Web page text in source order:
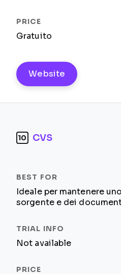
Gratuito
Website
10 CVS
Ideale per mantenere
sorgente e dei
Not available